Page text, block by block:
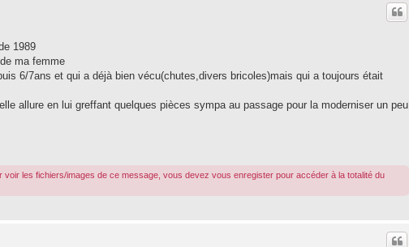
1989
ma femme
6/7ans et qui a déjà bien vécu(chutes,divers bricoles)mais qui a toujours était
allure en lui greffant quelques pièces sympa au passage pour la moderniser un peu
voir les fichiers/images de ce message, vous devez vous enregister pour accéder à la totalité du